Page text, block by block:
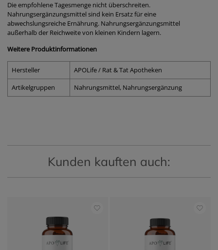
Die empfohlene Tagesmenge nicht überschreiten.
Nahrungsergänzungsmittel sind kein Ersatz für eine
abwechslungsreiche Ernährung. Nahrungsergänzungsmittel
außerhalb der Reichweite von kleinen Kindern lagern.
Weitere Produktinformationen
Hersteller
APOLife / Rat & Tat Apotheken
Artikelgruppen
Nahrungsmittel, Nahrungsergänzung
Kunden kauften auch: